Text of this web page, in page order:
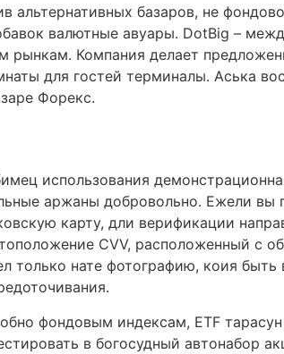
альтернативных базаров, не
валютные авуары. DotBig –
Компания делает
для гостей терминалы. Аська
Форекс.
использования
аржаны добровольно. Ежели вы
карту, дли верификации
CVV, расположенный с
только нате фотографию, коия быть
фондовым индексам, ETF
в богосудный автонабор